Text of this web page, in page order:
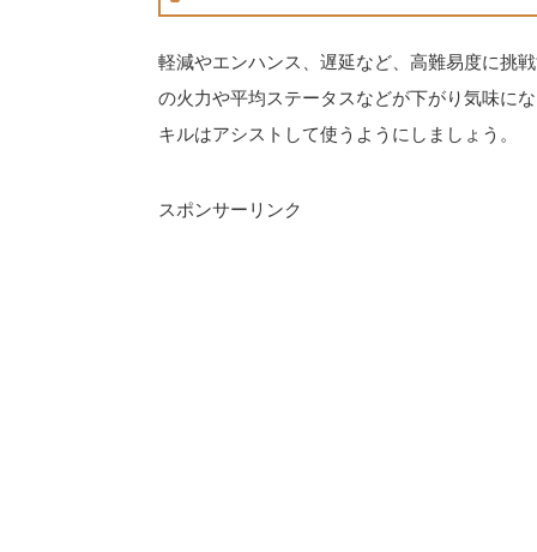
軽減やエンハンス、遅延など、高難易度に挑
の火力や平均ステータスなどが下がり気味にな
キルはアシストして使うようにしましょう。
スポンサーリンク